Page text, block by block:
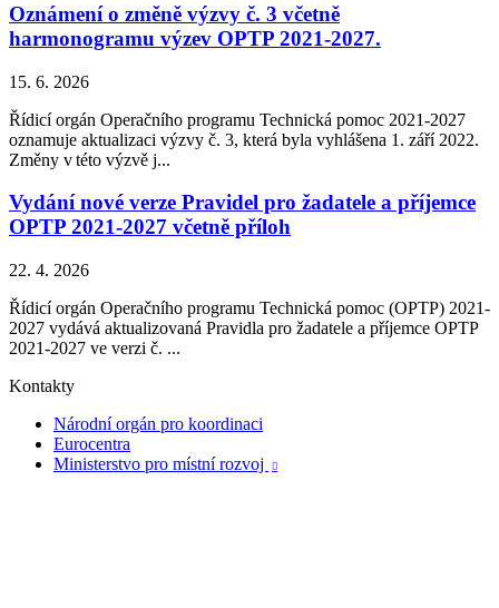
Oznámení o změně výzvy č. 3 včetně
harmonogramu výzev OPTP 2021-2027.
15. 6. 2026
Řídicí orgán Operačního programu Technická pomoc 2021-2027
oznamuje aktualizaci výzvy č. 3, která byla vyhlášena 1. září 2022.
Změny v této výzvě j...
Vydání nové verze Pravidel pro žadatele a příjemce
OPTP 2021-2027 včetně příloh
22. 4. 2026
Řídicí orgán Operačního programu Technická pomoc (OPTP) 2021-
2027 vydává aktualizovaná Pravidla pro žadatele a příjemce OPTP
2021-2027 ve verzi č. ...
Kontakty
Národní orgán pro koordinaci
Eurocentra
Ministerstvo pro místní rozvoj
